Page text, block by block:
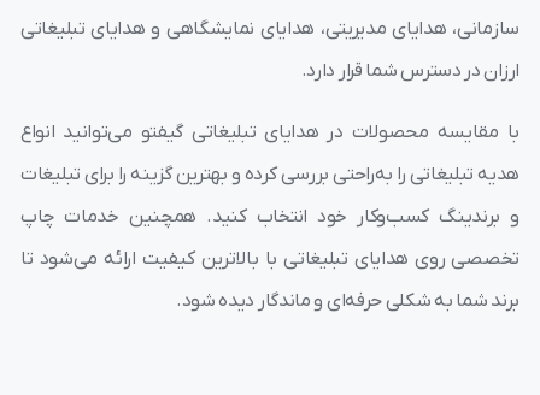
سازمانی، هدایای مدیریتی، هدایای نمایشگاهی و هدایای تبلیغاتی
ارزان در دسترس شما قرار دارد.
با مقایسه محصولات در هدایای تبلیغاتی گیفتو می‌توانید انواع
هدیه تبلیغاتی را به‌راحتی بررسی کرده و بهترین گزینه را برای تبلیغات
و برندینگ کسب‌وکار خود انتخاب کنید. همچنین خدمات چاپ
تخصصی روی هدایای تبلیغاتی با بالاترین کیفیت ارائه می‌شود تا
برند شما به شکلی حرفه‌ای و ماندگار دیده شود.